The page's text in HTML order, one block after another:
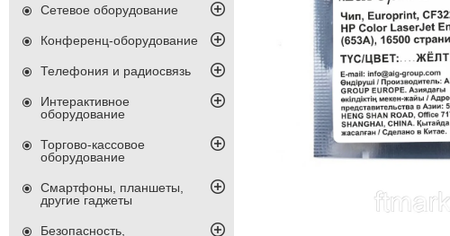
Сетевое оборудование
Конференц-оборудование
Телефония и радиосвязь
Интерактивное
оборудование
Торгово-кассовое
оборудование
Смартфоны, планшеты,
другие гаджеты
Безопасность,